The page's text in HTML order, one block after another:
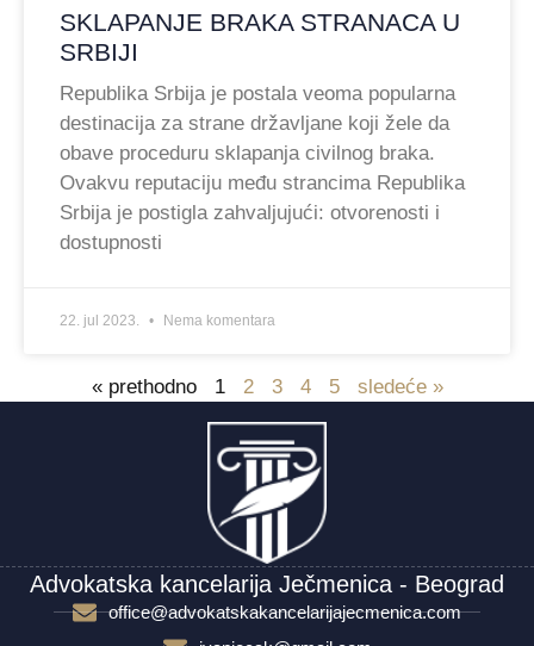
SKLAPANJE BRAKA STRANACA U
SRBIJI
Republika Srbija je postala veoma popularna
destinacija za strane državljane koji žele da
obave proceduru sklapanja civilnog braka.
Ovakvu reputaciju među strancima Republika
Srbija je postigla zahvaljujući: otvorenosti i
dostupnosti
22. jul 2023. Nema komentara
« prethodno 1 2 3 4 5 sledeće »
Advokatska kancelarija Ječmenica - Beograd
office@advokatskakancelarijajecmenica.com